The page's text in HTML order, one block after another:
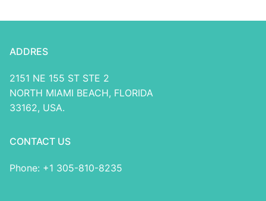
ADDRES
2151 NE 155 ST STE 2
NORTH MIAMI BEACH, FLORIDA
33162, USA.
CONTACT US
Phone: +1 305-810-8235